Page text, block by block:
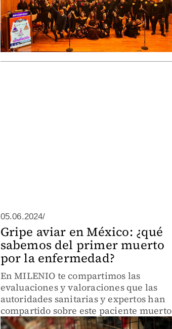
05.06.2024/
Gripe aviar en México: ¿qué
sabemos del primer muerto
por la enfermedad?
En MILENIO te compartimos las
evaluaciones y valoraciones que las
autoridades sanitarias y expertos han
compartido sobre este paciente muerto
por gripe aviar en México.